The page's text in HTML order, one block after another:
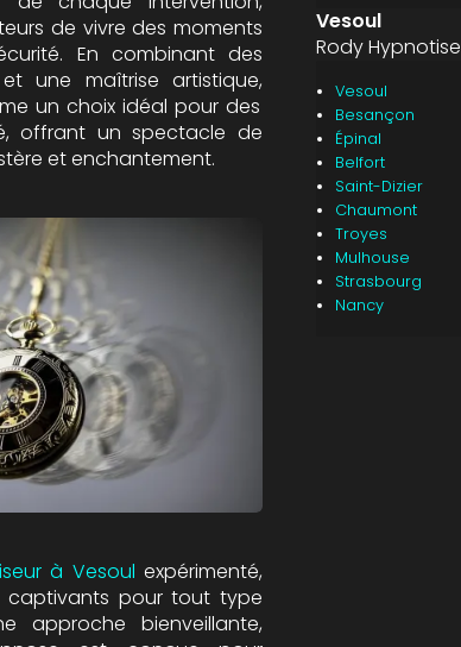
de vivre des moments
En combinant des
une maîtrise artistique,
un choix idéal pour des
offrant un spectacle de
et enchantement.
à Vesoul expérimenté,
pour tout type
approche bienveillante,
Vesoul
Rody
Vesoul
Besançon
Épinal
Belfort
Saint-Dizier
Chaumont
Troyes
Mulhouse
Strasbourg
Nancy